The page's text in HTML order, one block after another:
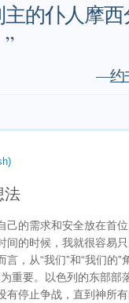
的仆人摩
—约
法
己的需求和安全放在首
间的时候，我就很容易
，从“我们”和“我们的”
为重要。以色列的东部部
有停止争战，直到神所